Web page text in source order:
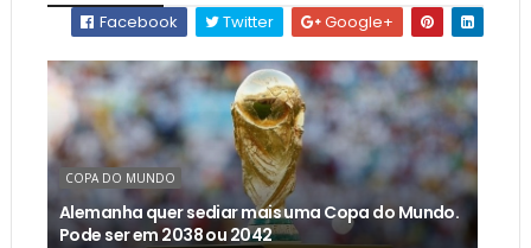
Facebook
Twitter Google+
COPA DO MUNDO
Alemanha quer sediar mais uma Copa do Mundo.
Pode ser em 2038 ou 2042